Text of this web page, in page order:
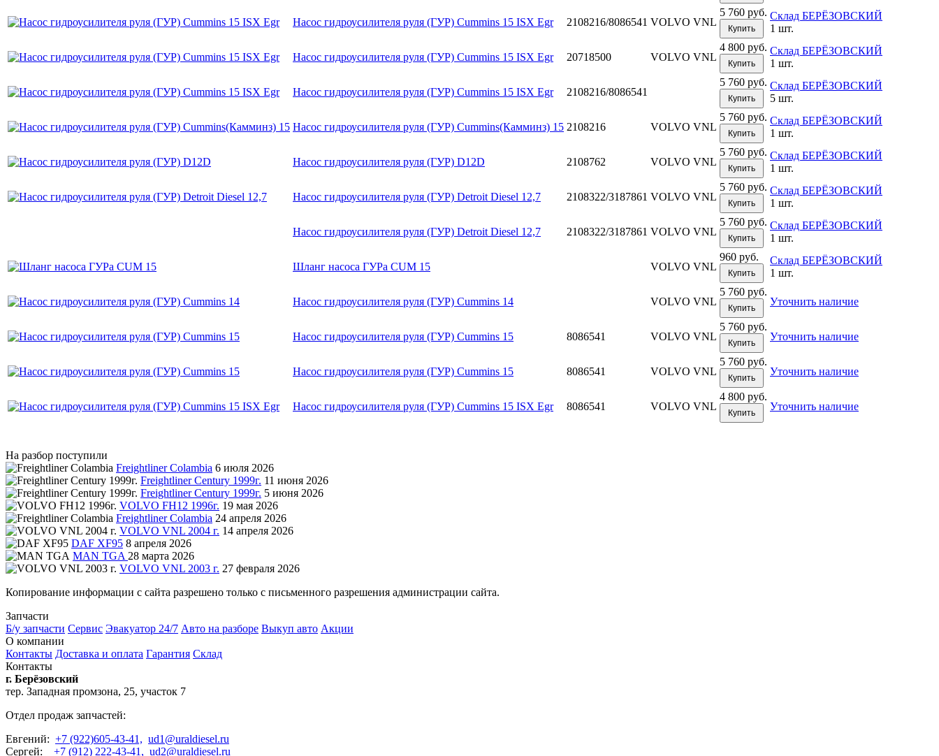
Насос гидроусилителя руля (ГУР) Cummins 15 ISX Egr 2108216/8086541 VOLVO VNL
5 760 руб.
Купить
Склад БЕРЁЗОВСКИЙ
1 шт.
Насос гидроусилителя руля (ГУР) Cummins 15 ISX Egr 20718500 VOLVO VNL
4 800 руб.
Купить
Склад БЕРЁЗОВСКИЙ
1 шт.
Насос гидроусилителя руля (ГУР) Cummins 15 ISX Egr 2108216/8086541
5 760 руб.
Купить
Склад БЕРЁЗОВСКИЙ
5 шт.
Насос гидроусилителя руля (ГУР) Cummins(Камминз) 15 2108216 VOLVO VNL
5 760 руб.
Купить
Склад БЕРЁЗОВСКИЙ
1 шт.
Насос гидроусилителя руля (ГУР) D12D 2108762 VOLVO VNL
5 760 руб.
Купить
Склад БЕРЁЗОВСКИЙ
1 шт.
Насос гидроусилителя руля (ГУР) Detroit Diesel 12,7 2108322/3187861 VOLVO VNL
5 760 руб.
Купить
Склад БЕРЁЗОВСКИЙ
1 шт.
Насос гидроусилителя руля (ГУР) Detroit Diesel 12,7 2108322/3187861 VOLVO VNL
5 760 руб.
Купить
Склад БЕРЁЗОВСКИЙ
1 шт.
Шланг насоса ГУРа CUM 15 VOLVO VNL
960 руб.
Купить
Склад БЕРЁЗОВСКИЙ
1 шт.
Насос гидроусилителя руля (ГУР) Cummins 14 VOLVO VNL
5 760 руб.
Купить
Уточнить наличие
Насос гидроусилителя руля (ГУР) Cummins 15 8086541 VOLVO VNL
5 760 руб.
Купить
Уточнить наличие
Насос гидроусилителя руля (ГУР) Cummins 15 8086541 VOLVO VNL
5 760 руб.
Купить
Уточнить наличие
Насос гидроусилителя руля (ГУР) Cummins 15 ISX Egr 8086541 VOLVO VNL
4 800 руб.
Купить
Уточнить наличие
На разбор поступили
Freightliner Colambia 6 июля 2026
Freightliner Century 1999г. 11 июня 2026
Freightliner Century 1999г. 5 июня 2026
VOLVO FH12 1996г. 19 мая 2026
Freightliner Colambia 24 апреля 2026
VOLVO VNL 2004 г. 14 апреля 2026
DAF XF95 8 апреля 2026
MAN TGA 28 марта 2026
VOLVO VNL 2003 г. 27 февраля 2026
Копирование информации с сайта разрешено только с письменного разрешения администрации сайта.
Запчасти
Б/у запчасти Сервис Эвакуатор 24/7 Авто на разборе Выкуп авто Акции
О компании
Контакты Доставка и оплата Гарантия Склад
Контакты
г. Берёзовский
тер. Западная промзона, 25, участок 7
Отдел продаж запчастей:
Евгений: +7 (922)605-43-41, ud1@uraldiesel.ru
Сергей: +7 (912) 222-43-41, ud2@uraldiesel.ru